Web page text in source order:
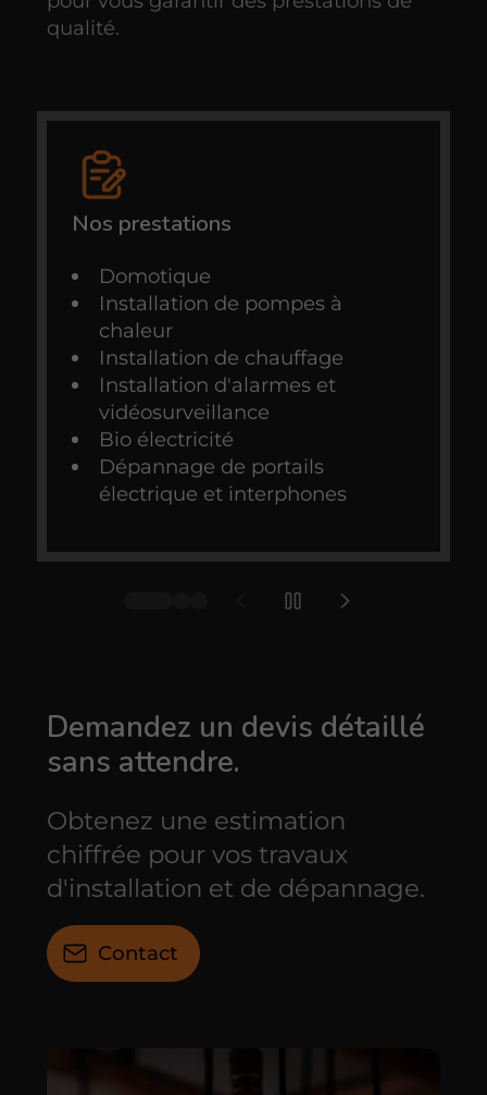
qualité.
Nos prestations
Domotique
Installation de pompes à
chaleur
Installation de chauffage
Installation d'alarmes et
vidéosurveillance
Bio électricité
Dépannage de portails
électrique et interphones
Demandez un devis détaillé
sans attendre.
Obtenez une estimation
chiffrée pour vos travaux
d'installation et de dépannage.
Contact